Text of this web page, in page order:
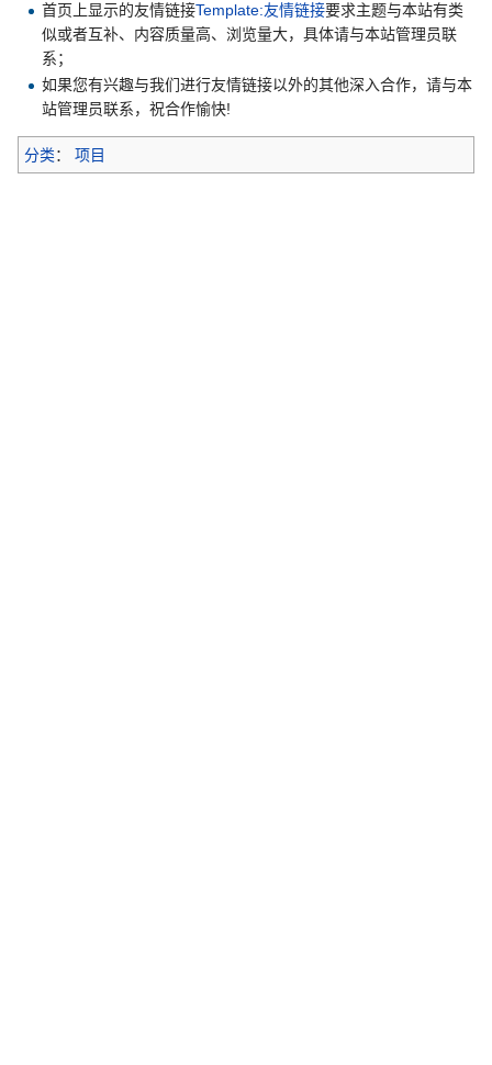
首页上显示的友情链接Template:友情链接要求主题与本站有类
似或者互补、内容质量高、浏览量大，具体请与本站管理员联
系；
如果您有兴趣与我们进行友情链接以外的其他深入合作，请与本
站管理员联系，祝合作愉快!
分类： 项目